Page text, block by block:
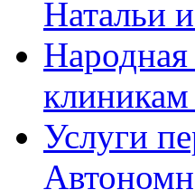
Натальи
Народная
Услуги